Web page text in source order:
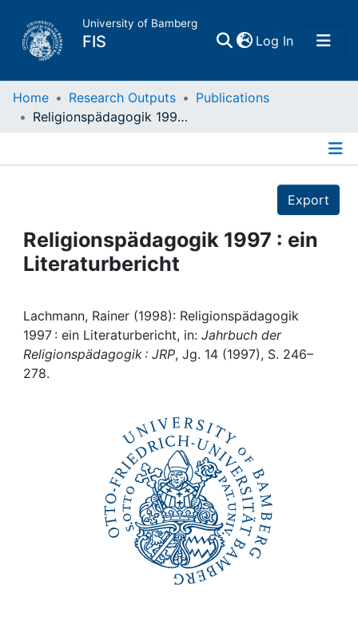
University of Bamberg
FIS Log In(current)
Home
Projects
People
Institutions
Awards
Home Research Outputs
Publications
Religionspädagogik 1997 : ein Literaturbericht
Export
Religionspädagogik 1997 : ein
Literaturbericht
Lachmann, Rainer (1998): Religionspädagogik
1997 : ein Literaturbericht, in: Jahrbuch der
Religionspädagogik : JRP, Jg. 14 (1997), S. 246–
278.